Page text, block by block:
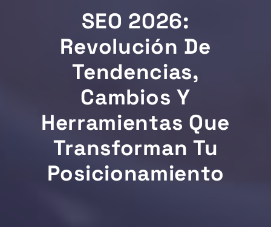
SEO 2026:
Revolución De
Tendencias,
Cambios Y
Herramientas Que
Transforman Tu
Posicionamiento